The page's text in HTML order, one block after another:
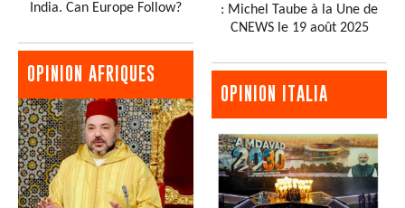
India. Can Europe Follow?
OPINION AFRIQUES
: Michel Taube à la Une de
CNEWS le 19 août 2025
OPINION ITALIA